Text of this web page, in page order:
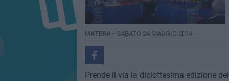
MATERA - SABATO 24 MAGGIO 2014
Prende il via la diciottesima edizione